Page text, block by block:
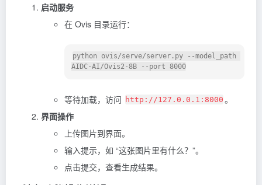
启动服务
在 Ovis 目录运行：
python ovis/serve/server.py --model_path
等待加载，访问 http://127.0.0.1:8000 。
界面操作
上传图片到界面。
输入提示，如 “这张图片里有什么？”。
点击提交，查看生成结果。